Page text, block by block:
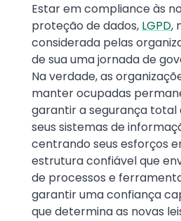
Text
Estar em compliance às
proteção de dados, LGPD,
considerada pelas
de sua uma jornada de
Na verdade, as
manter ocupadas
garantir a segurança total
seus sistemas de
centrando seus esforços
estrutura confiável que
de processos e
garantir uma confiança
que determina as novas